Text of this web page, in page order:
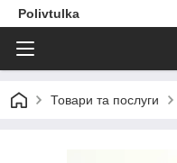
Polivtulka
Товари та послуги